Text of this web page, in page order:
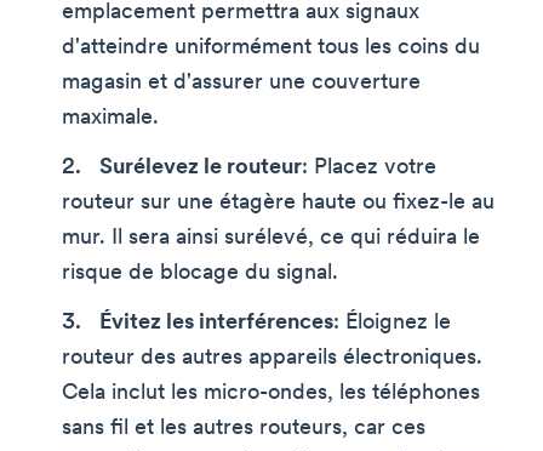
emplacement permettra aux signaux
d'atteindre uniformément tous les coins du
magasin et d'assurer une couverture
maximale.
Surélevez le routeur: Placez votre
routeur sur une étagère haute ou fixez-le au
mur. Il sera ainsi surélevé, ce qui réduira le
risque de blocage du signal.
Évitez les interférences: Éloignez le
routeur des autres appareils électroniques.
Cela inclut les micro-ondes, les téléphones
sans fil et les autres routeurs, car ces